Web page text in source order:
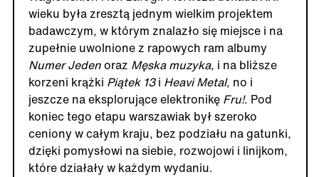
wieku była zresztą jednym wielkim projektem
badawczym, w którym znalazło się miejsce i na
zupełnie uwolnione z rapowych ram albumy
Numer Jedenoraz Męska muzyka, i na bliższe
korzeni krążki Piątek 13i Heavi Metal, no i
jeszcze na eksplorujące elektronikę Fru!. Pod
koniec tego etapu warszawiak był szeroko
ceniony w całym kraju, bez podziału na gatunki,
dzięki pomysłowi na siebie, rozwojowi i linijkom,
które działały w każdym wydaniu.